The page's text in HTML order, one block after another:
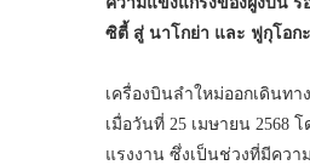
ซิตี้ สู่ นาโกย่า และ ฟูกุโอก
เครื่องบินลำใหม่ออกเดินท
เมื่อวันที่ 25 เมษายน 2568
แรงงาน ซึ่งเป็นช่วงที่มีควา